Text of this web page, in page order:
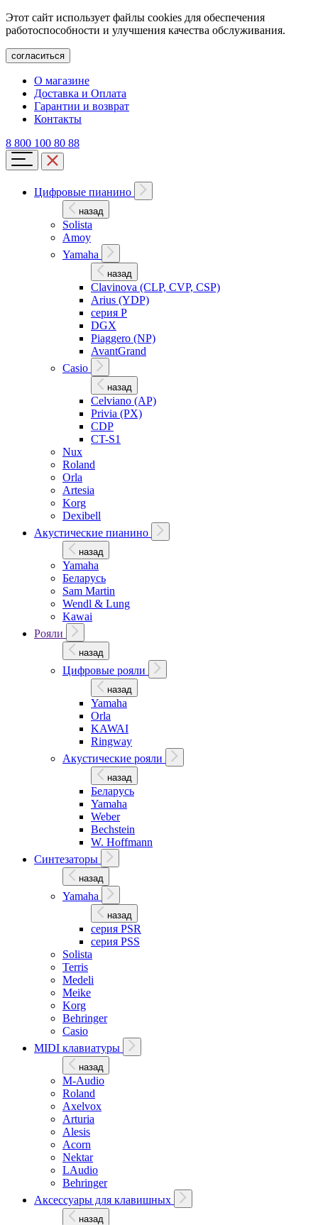
Этот сайт использует файлы cookies для обеспечения
работоспособности и улучшения качества обслуживания.
согласиться
О магазине
Доставка и Оплата
Гарантии и возврат
Контакты
8 800 100 80 88
Цифровые пианино
назад
Solista
Amoy
Yamaha
назад
Clavinova (CLP, CVP, CSP)
Arius (YDP)
серия P
DGX
Piaggero (NP)
AvantGrand
Casio
назад
Celviano (AP)
Privia (PX)
CDP
CT-S1
Nux
Roland
Orla
Artesia
Korg
Dexibell
Акустические пианино
назад
Yamaha
Беларусь
Sam Martin
Wendl & Lung
Kawai
Рояли
назад
Цифровые рояли
назад
Yamaha
Orla
KAWAI
Ringway
Акустические рояли
назад
Беларусь
Yamaha
Weber
Bechstein
W. Hoffmann
Синтезаторы
назад
Yamaha
назад
серия PSR
серия PSS
Solista
Terris
Medeli
Meike
Korg
Behringer
Casio
MIDI клавиатуры
назад
M-Audio
Roland
Axelvox
Arturia
Alesis
Acorn
Nektar
LAudio
Behringer
Аксессуары для клавишных
назад